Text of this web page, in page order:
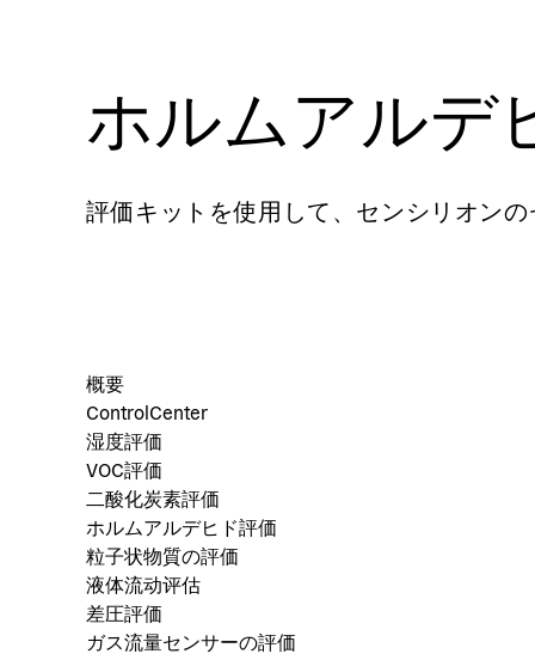
ホルムアルデ
評価キットを使用して、センシリオン
概要
ControlCenter
湿度評価
VOC評価
二酸化炭素評価
ホルムアルデヒド評価
粒子状物質の評価
液体流动评估
差圧評価
ガス流量センサーの評価